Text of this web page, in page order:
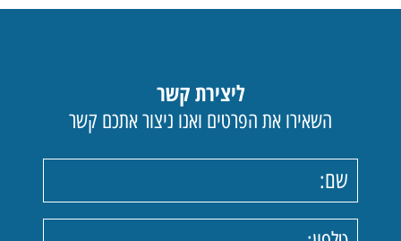
ליצירת קשר
השאירו את הפרטים ואנו ניצור אתכם קשר